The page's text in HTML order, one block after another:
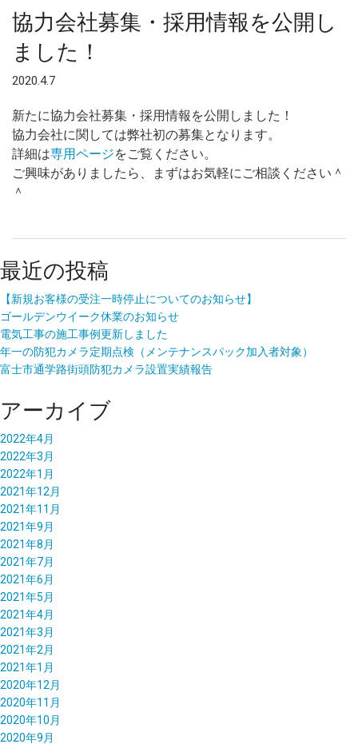
協力会社募集・採用情報を公開し
ました！
2020.4.7
新たに協力会社募集・採用情報を公開しました！
協力会社に関しては弊社初の募集となります。
詳細は専用ページをご覧ください。
ご興味がありましたら、まずはお気軽にご相談ください＾
＾
最近の投稿
【新規お客様の受注一時停止についてのお知らせ】
ゴールデンウイーク休業のお知らせ
電気工事の施工事例更新しました
年一の防犯カメラ定期点検（メンテナンスパック加入者対象）
富士市通学路街頭防犯カメラ設置実績報告
アーカイブ
2022年4月
2022年3月
2022年1月
2021年12月
2021年11月
2021年9月
2021年8月
2021年7月
2021年6月
2021年5月
2021年4月
2021年3月
2021年2月
2021年1月
2020年12月
2020年11月
2020年10月
2020年9月